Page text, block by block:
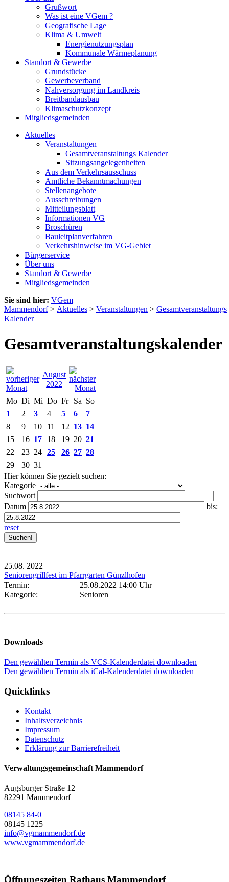
Grußwort
Was ist eine VGem ?
Geografische Lage
Klima & Umwelt
Energienutzungsplan
Kommunale Wärmeplanung
Standort & Gewerbe
Grundstücke
Gewerbeverband
Nahversorgung im Landkreis
Breitbandausbau
Klimaschutzkonzept
Mitgliedsgemeinden
Aktuelles
Veranstaltungen
Gesamtveranstaltungs Kalender
Sitzungsangelegenheiten
Aus dem Verkehrsausschuss
Amtliche Bekanntmachungen
Stellenangebote
Ausschreibungen
Mitteilungsblatt
Informationen VG
Broschüren
Bauleitplanverfahren
Verkehrshinweise im VG-Gebiet
Bürgerservice
Über uns
Standort & Gewerbe
Mitgliedsgemeinden
Sie sind hier: VGem
Mammendorf> Aktuelles > Veranstaltungen > Gesamtveranstaltungs
Kalender
Gesamtveranstaltungskalender
August
2022
Mo Di Mi Do Fr Sa So
1
2 3 4 5 6
7
8
9 10 11 12 13 14
15
16 17 18 19 20 21
22
23 24 25 26 27 28
29
30 31
Hier können Sie gezielt suchen:
Kategorie
Suchwort
Datum
bis:
reset
25.08. 2022
Seniorengrillfest im Pfarrgarten Günzlhofen
Termin:
25.08.2022 14:00 Uhr
Kategorie:
Senioren
Downloads
Den gewählten Termin als VCS-Kalenderdatei downloaden
Den gewählten Termin als iCal-Kalenderdatei downloaden
Quicklinks
Kontakt
Inhaltsverzeichnis
Impressum
Datenschutz
Erklärung zur Barrierefreiheit
Verwaltungsgemeinschaft Mammendorf
Augsburger Straße 12
82291 Mammendorf
08145 84-0
08145 1225
info@vgmammendorf.de
www.vgmammendorf.de
Öffnungszeiten Rathaus Mammendorf